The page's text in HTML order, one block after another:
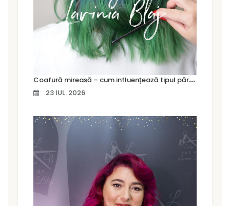
C
oafură mireasă – cum influențează tipul părului alegerea coafurii
23 IUL. 2026